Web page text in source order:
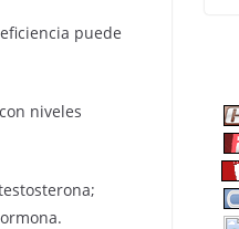
puede
niveles